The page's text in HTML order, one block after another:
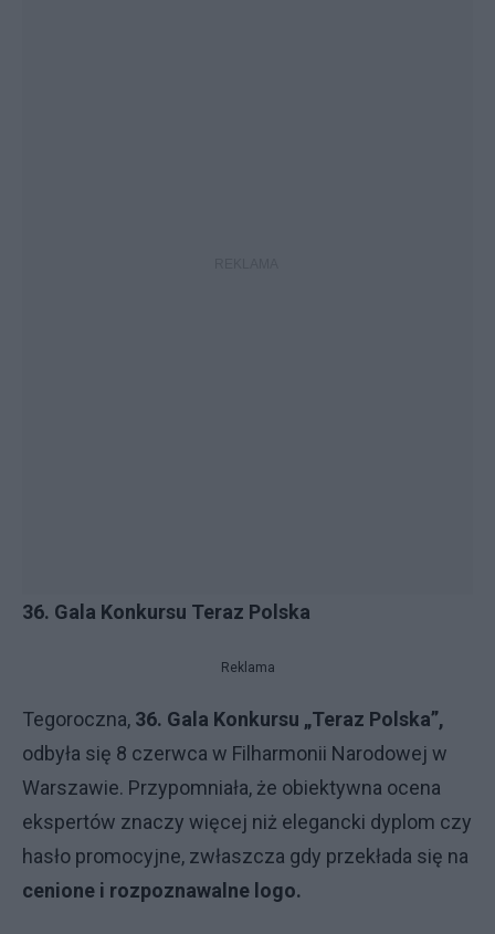
36. Gala Konkursu Teraz Polska
Reklama
Tegoroczna, 36. Gala Konkursu „Teraz Polska”,
odbyła się 8 czerwca w Filharmonii Narodowej w
Warszawie. Przypomniała, że obiektywna ocena
ekspertów znaczy więcej niż elegancki dyplom czy
hasło promocyjne, zwłaszcza gdy przekłada się na
cenione i rozpoznawalne logo.